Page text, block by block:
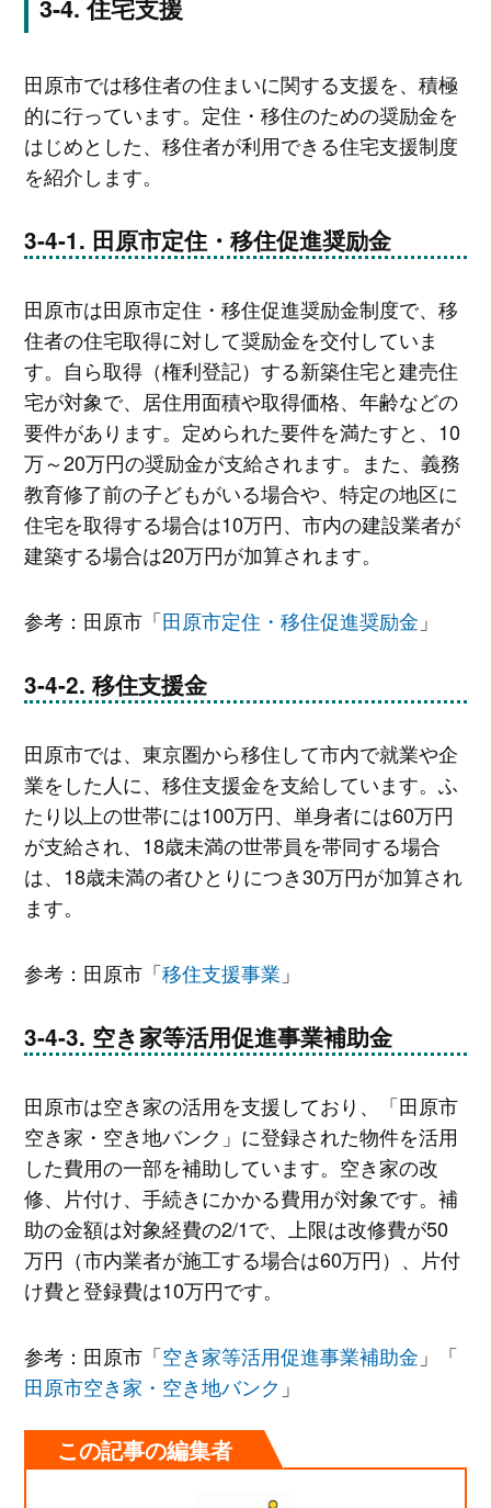
住宅支援
田原市では移住者の住まいに関する支援を、積極
的に行っています。定住・移住のための奨励金を
はじめとした、移住者が利用できる住宅支援制度
を紹介します。
田原市定住・移住促進奨励金
田原市は田原市定住・移住促進奨励金制度で、移
住者の住宅取得に対して奨励金を交付していま
す。自ら取得（権利登記）する新築住宅と建売住
宅が対象で、居住用面積や取得価格、年齢などの
要件があります。定められた要件を満たすと、10
万～20万円の奨励金が支給されます。また、義務
教育修了前の子どもがいる場合や、特定の地区に
住宅を取得する場合は10万円、市内の建設業者が
建築する場合は20万円が加算されます。
参考：田原市「田原市定住・移住促進奨励金 」
移住支援金
田原市では、東京圏から移住して市内で就業や企
業をした人に、移住支援金を支給しています。ふ
たり以上の世帯には100万円、単身者には60万円
が支給され、18歳未満の世帯員を帯同する場合
は、18歳未満の者ひとりにつき30万円が加算され
ます。
参考：田原市「移住支援事業 」
空き家等活用促進事業補助金
田原市は空き家の活用を支援しており、「田原市
空き家・空き地バンク」に登録された物件を活用
した費用の一部を補助しています。空き家の改
修、片付け、手続きにかかる費用が対象です。補
助の金額は対象経費の2/1で、上限は改修費が50
万円（市内業者が施工する場合は60万円）、片付
け費と登録費は10万円です。
参考：田原市「空き家等活用促進事業補助金 」「
田原市空き家・空き地バンク 」
この記事の編集者